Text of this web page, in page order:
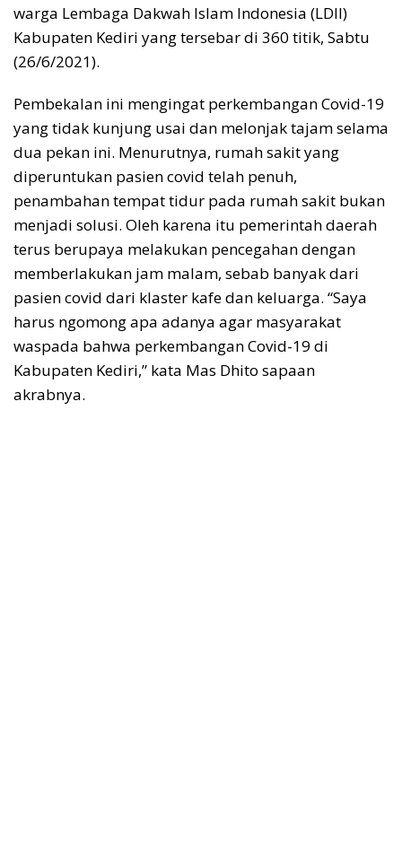
warga Lembaga Dakwah Islam Indonesia (LDII)
Kabupaten Kediri yang tersebar di 360 titik, Sabtu
(26/6/2021).
Pembekalan ini mengingat perkembangan Covid-19
yang tidak kunjung usai dan melonjak tajam selama
dua pekan ini. Menurutnya, rumah sakit yang
diperuntukan pasien covid telah penuh,
penambahan tempat tidur pada rumah sakit bukan
menjadi solusi. Oleh karena itu pemerintah daerah
terus berupaya melakukan pencegahan dengan
memberlakukan jam malam, sebab banyak dari
pasien covid dari klaster kafe dan keluarga. “Saya
harus ngomong apa adanya agar masyarakat
waspada bahwa perkembangan Covid-19 di
Kabupaten Kediri,” kata Mas Dhito sapaan
akrabnya.